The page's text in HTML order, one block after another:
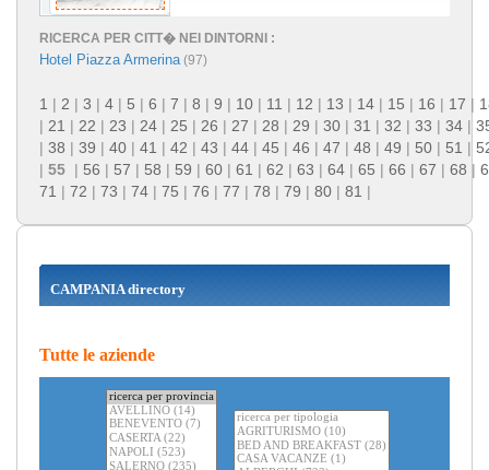
RICERCA PER CITT� NEI DINTORNI :
Hotel Piazza Armerina(97)
1 | 2 | 3 | 4 | 5 | 6 | 7 | 8 | 9 | 10 | 11 | 12 | 13 | 14 | 15 | 16 | 17 |
| 21 | 22 | 23 | 24 | 25 | 26 | 27 | 28 | 29 | 30 | 31 | 32 | 33 | 34 |
| 38 | 39 | 40 | 41 | 42 | 43 | 44 | 45 | 46 | 47 | 48 | 49 | 50 | 51 |
| 55 | 56 | 57 | 58 | 59 | 60 | 61 | 62 | 63 | 64 | 65 | 66 | 67 | 68 |
71 | 72 | 73 | 74 | 75 | 76 | 77 | 78 | 79 | 80 | 81 |
CAMPANIA directory
Tutte le aziende